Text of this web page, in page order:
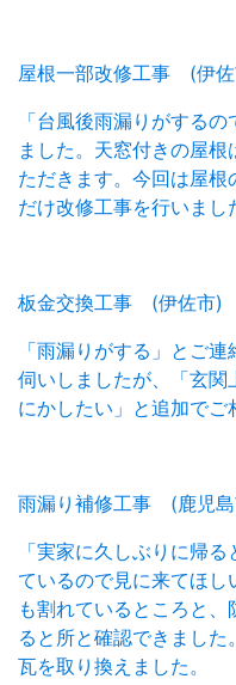
屋根一部改修工事 (伊
「台風後雨漏りがする
ました。天窓付きの屋
ただきます。今回は屋
だけ改修工事を行いまし
板金交換工事 (伊佐市)
「雨漏りがする」とご
伺いしましたが、「玄関
にかしたい」と追加でご
雨漏り補修工事 (鹿児
「実家に久しぶりに帰
ているので見に来てほ
も割れているところと
ると所と確認できまし
瓦を取り換えました。